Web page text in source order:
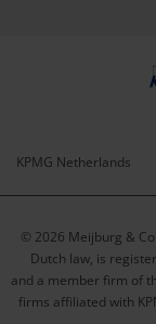
Service
menu
KPMG Netherlands
© 2026 Meijburg &
Dutch law, is
and a member firm of
firms affiliated with